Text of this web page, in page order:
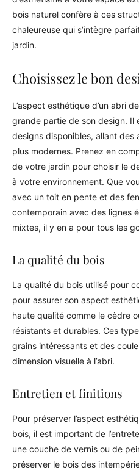
bois naturel confère à ces
chaleureuse qui s’intègre
jardin.
Choisissez le bon
L’aspect esthétique d’un abri
grande partie de son design. Il
designs disponibles, allant des
plus modernes. Prenez en
de votre jardin pour choisir le
à votre environnement. Que
avec un toit en pente et des
contemporain avec des lignes
mixtes, il y en a pour tous les
La qualité du bois
La qualité du bois utilisé pour
pour assurer son aspect
haute qualité comme le cèdre
résistants et durables. Ces
grains intéressants et des
dimension visuelle à l’abri.
Entretien et finitions
Pour préserver l’aspect
bois, il est important de
une couche de vernis ou de
préserver le bois des